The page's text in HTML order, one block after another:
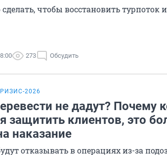
чтобы восстановить турпоток
273 Обсудить
2026
не дадут? Почему
защитить клиентов, это
наказание
отказывать в операциях из-за